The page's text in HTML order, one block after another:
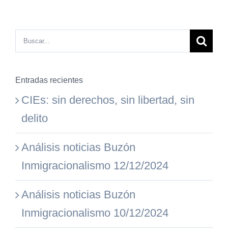
Buscar:
Entradas recientes
CIEs: sin derechos, sin libertad, sin
delito
Análisis noticias Buzón
Inmigracionalismo 12/12/2024
Análisis noticias Buzón
Inmigracionalismo 10/12/2024